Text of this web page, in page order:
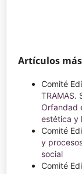
Artículos
Comité
TRAMAS.
Orfandad
estética y
Comité
y
social
Comité